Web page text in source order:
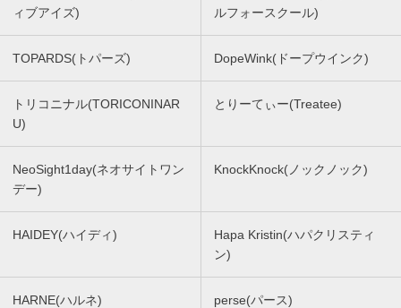
ィブアイズ)
ルフォースクール)
TOPARDS(トパーズ) DopeWink(ドープウインク)
トリコニナル(TORICONINAR
U)
とりーてぃー(Treatee)
NeoSight1day(ネオサイトワン
デー)
KnockKnock(ノックノック)
HAIDEY(ハイディ)
Hapa Kristin(ハパクリスティ
ン)
HARNE(ハルネ) perse(パース)